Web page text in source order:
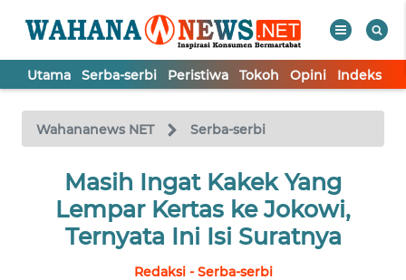
Utama Serba-serbi Peristiwa Tokoh Opini Indeks
Wahananews NET Serba-serbi
Masih Ingat Kakek Yang
Lempar Kertas ke Jokowi,
Ternyata Ini Isi Suratnya
Redaksi - Serba-serbi
TV
Tutup
UTAMA
SERBA-